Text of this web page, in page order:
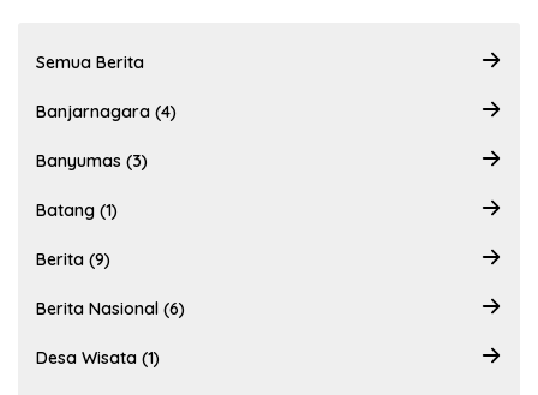
Semua Berita
Banjarnagara (4)
Banyumas (3)
Batang (1)
Berita (9)
Berita Nasional (6)
Desa Wisata (1)